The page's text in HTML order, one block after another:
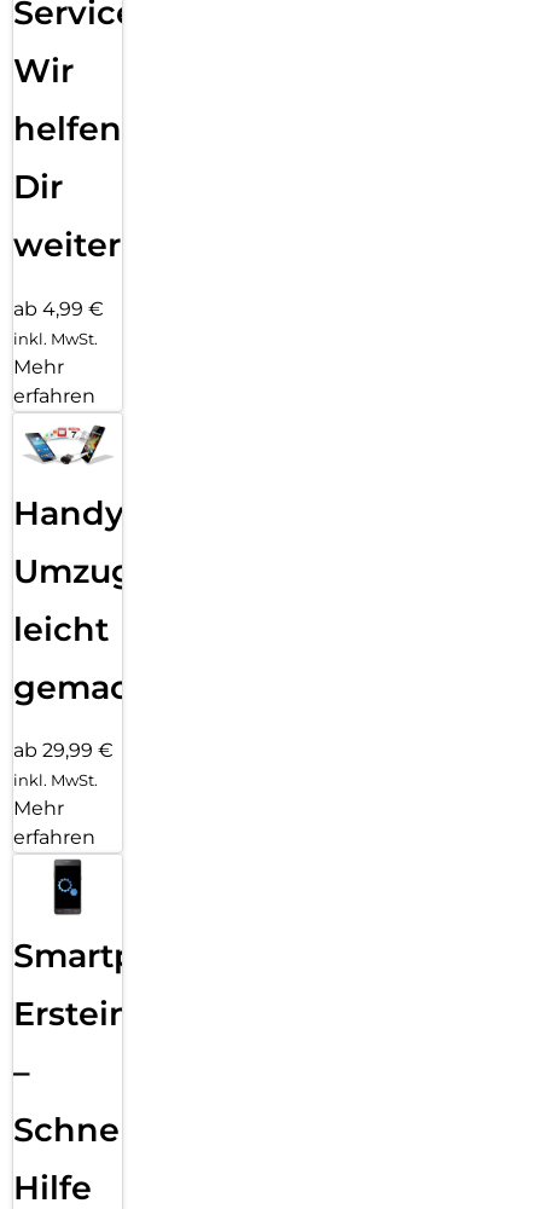
Service:
Wir
helfen
Dir
weiter
ab 4,99 €
inkl. MwSt.
Mehr
erfahren
Handy
Umzug
leicht
gemacht!
ab 29,99 €
inkl. MwSt.
Mehr
erfahren
Smartphone
Ersteinrichtung
–
Schnelle
Hilfe